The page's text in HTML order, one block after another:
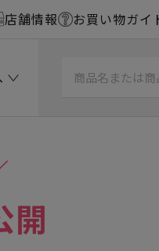
店舗情報 お買い物ガイ
開